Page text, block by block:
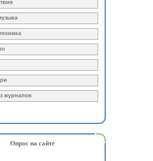
журналов
Опрос на сайте